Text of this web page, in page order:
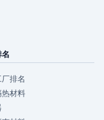
排名
材料